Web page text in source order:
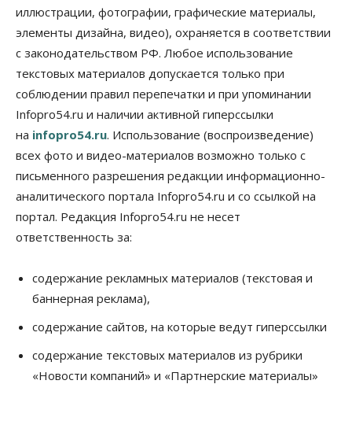
Авто Общество
Не катастрофа, а стресс-тест: эксперт
новосибирской сети СТО пояснил кому можно
заливать бензин Евро‑2
09 Августа 2026, 10:00
Работодатели Новосибирска заявили в центры
занятости почти 32 тысячи вакансий
09 Августа 2026, 09:00
Бизнес Общество
Спрос на машино-места в
Новосибирской области вырос в полтора раза
К современному юридическому образованию в
России возникает много вопросов
08 Августа 2026, 17:00
Общество
Новосибирские вузы опубликовали
приказы о зачислении на бюджетные места
08 Августа 2026, 16:00
иллюстрации, фотографии, графические материалы,
элементы дизайна, видео), охраняется в соответствии
с законодательством РФ. Любое использование
текстовых материалов допускается только при
соблюдении правил перепечатки и при упоминании
Infopro54.ru и наличии активной гиперссылки
на infopro54.ru. Использование (воспроизведение)
всех фото и видео-материалов возможно только с
письменного разрешения редакции информационно-
аналитического портала Infopro54.ru и со ссылкой на
портал. Редакция Infopro54.ru не несет
ответственность за:
содержание рекламных материалов (текстовая и
баннерная реклама),
содержание сайтов, на которые ведут гиперссылки
содержание текстовых материалов из рубрики
«Новости компаний» и «Партнерские материалы»